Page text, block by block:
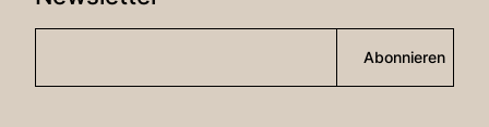
Abonnieren